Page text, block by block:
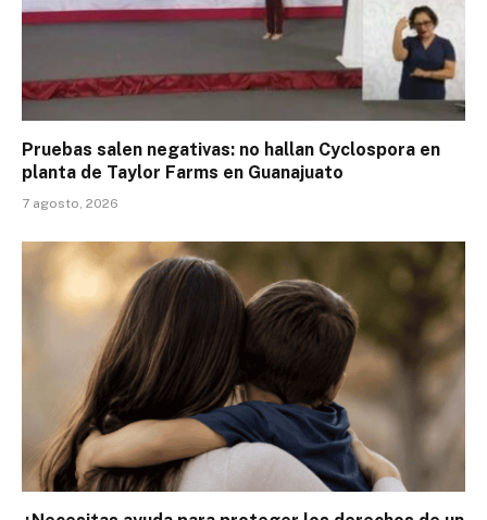
Pruebas salen negativas: no hallan Cyclospora en
planta de Taylor Farms en Guanajuato
7 agosto, 2026